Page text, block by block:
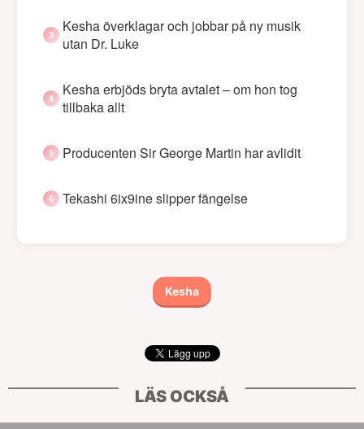
Kesha överklagar och jobbar på ny musik
utan Dr. Luke
Kesha erbjöds bryta avtalet – om hon tog
tillbaka allt
Producenten Sir George Martin har avlidit
Tekashi 6ix9ine slipper fängelse
Kesha
LÄS OCKSÅ